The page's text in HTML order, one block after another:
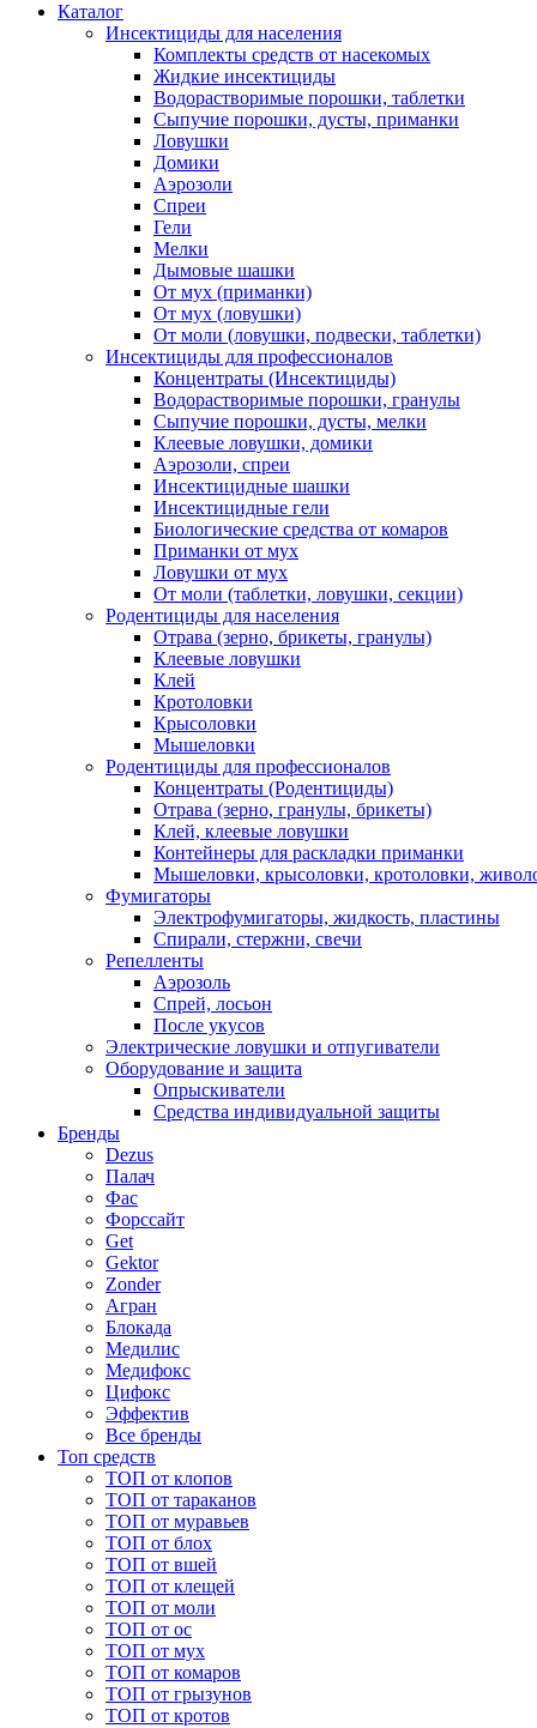
Каталог
Инсектициды для населения
Комплекты средств от насекомых
Жидкие инсектициды
Водорастворимые порошки, таблетки
Сыпучие порошки, дусты, приманки
Ловушки
Домики
Аэрозоли
Спреи
Гели
Мелки
Дымовые шашки
От мух (приманки)
От мух (ловушки)
От моли (ловушки, подвески, таблетки)
Инсектициды для профессионалов
Концентраты (Инсектициды)
Водорастворимые порошки, гранулы
Сыпучие порошки, дусты, мелки
Клеевые ловушки, домики
Аэрозоли, спреи
Инсектицидные шашки
Инсектицидные гели
Биологические средства от комаров
Приманки от мух
Ловушки от мух
От моли (таблетки, ловушки, секции)
Родентициды для населения
Отрава (зерно, брикеты, гранулы)
Клеевые ловушки
Клей
Кротоловки
Крысоловки
Мышеловки
Родентициды для профессионалов
Концентраты (Родентициды)
Отрава (зерно, гранулы, брикеты)
Клей, клеевые ловушки
Контейнеры для раскладки приманки
Мышеловки, крысоловки, кротоловки,
Фумигаторы
Электрофумигаторы, жидкость, пластины
Спирали, стержни, свечи
Репелленты
Аэрозоль
Спрей, лосьон
После укусов
Электрические ловушки и отпугиватели
Оборудование и защита
Опрыскиватели
Средства индивидуальной защиты
Бренды
Dezus
Палач
Фас
Форcсайт
Get
Gektor
Zonder
Агран
Блокада
Медилис
Медифокс
Цифокс
Эффектив
Все бренды
Топ средств
ТОП от клопов
ТОП от тараканов
ТОП от муравьев
ТОП от блох
ТОП от вшей
ТОП от клещей
ТОП от моли
ТОП от ос
ТОП от мух
ТОП от комаров
ТОП от грызунов
ТОП от кротов